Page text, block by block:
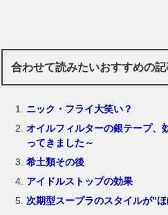
合わせて読みたいおすすめの記
ニック・フライ大笑い？
オイルフィルターの銀テープ、
ってきました～
希土類その後
アイドルストップの効果
次期型スープラのスタイルが”